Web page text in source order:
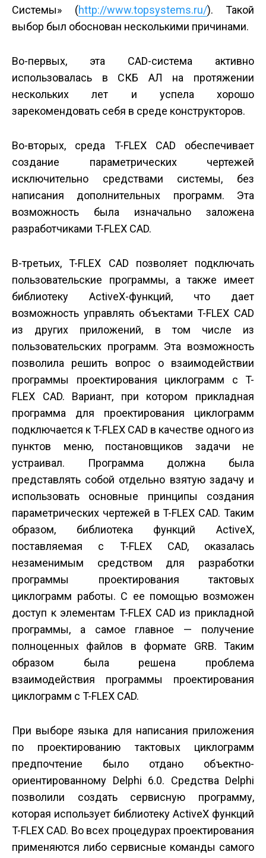
Системы» (http://www.topsystems.ru/). Такой
выбор был обоснован несколькими причинами.
Во-первых, эта CAD-система активно
использовалась в СКБ АЛ на протяжении
нескольких лет и успела хорошо
зарекомендовать себя в среде конструкторов.
Во-вторых, среда T-FLEX CAD обеспечивает
создание параметрических чертежей
исключительно средствами системы, без
написания дополнительных программ. Эта
возможность была изначально заложена
разработчиками T-FLEX CAD.
В-третьих, T-FLEX CAD позволяет подключать
пользовательские программы, а также имеет
библиотеку ActiveX-функций, что дает
возможность управлять объектами T-FLEX CAD
из других приложений, в том числе из
пользовательских программ. Эта возможность
позволила решить вопрос о взаимодействии
программы проектирования циклограмм с T-
FLEX CAD. Вариант, при котором прикладная
программа для проектирования циклограмм
подключается к T-FLEX CAD в качестве одного из
пунктов меню, постановщиков задачи не
устраивал. Программа должна была
представлять собой отдельно взятую задачу и
использовать основные принципы создания
параметрических чертежей в T-FLEX CAD. Таким
образом, библиотека функций ActiveX,
поставляемая с T-FLEX CAD, оказалась
незаменимым средством для разработки
программы проектирования тактовых
циклограмм работы. С ее помощью возможен
доступ к элементам T-FLEX CAD из прикладной
программы, а самое главное — получение
полноценных файлов в формате GRB. Таким
образом была решена проблема
взаимодействия программы проектирования
циклограмм с T-FLEX CAD.
При выборе языка для написания приложения
по проектированию тактовых циклограмм
предпочтение было отдано объектно-
ориентированному Delphi 6.0. Средства Delphi
позволили создать сервисную программу,
которая использует библиотеку ActiveX функций
T-FLEX CAD. Во всех процедурах проектирования
применяются либо сервисные команды самого